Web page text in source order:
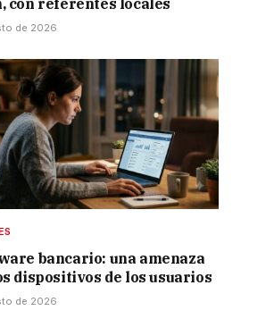
con referentes locales
de 2026
bancario: una amenaza
dispositivos de los usuarios
de 2026